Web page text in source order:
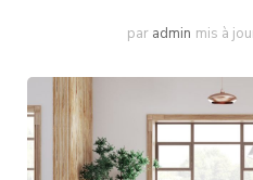
par admin mis à